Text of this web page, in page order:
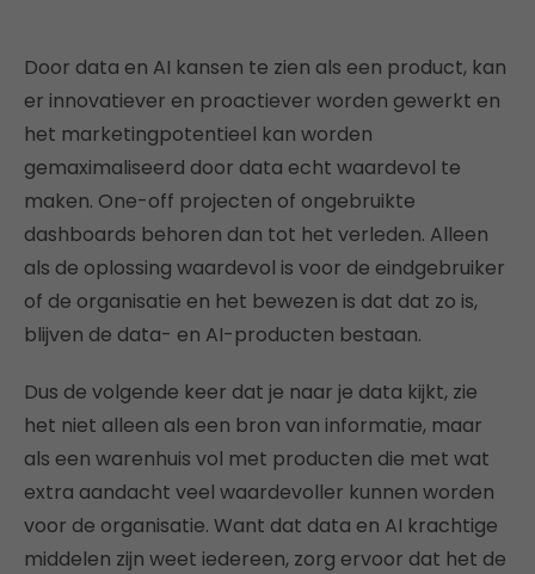
Door data en AI kansen te zien als een product, kan
er innovatiever en proactiever worden gewerkt en
het marketingpotentieel kan worden
gemaximaliseerd door data echt waardevol te
maken. One-off projecten of ongebruikte
dashboards behoren dan tot het verleden. Alleen
als de oplossing waardevol is voor de eindgebruiker
of de organisatie en het bewezen is dat dat zo is,
blijven de data- en AI-producten bestaan.
Dus de volgende keer dat je naar je data kijkt, zie
het niet alleen als een bron van informatie, maar
als een warenhuis vol met producten die met wat
extra aandacht veel waardevoller kunnen worden
voor de organisatie. Want dat data en AI krachtige
middelen zijn weet iedereen, zorg ervoor dat het de